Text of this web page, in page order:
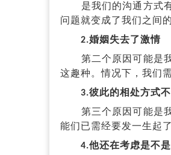
是我们的沟通方式有
问题就变成了我们之间
2.婚姻失去了激情
第二个原因可能是我
这趣种。情况下，我们
3.彼此的相处方式
第三个原因可能是我
能们已需经要发一生起
4.他还在考虑是不是